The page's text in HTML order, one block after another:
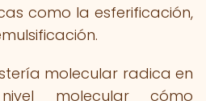
como la esferificación,
molecular radica en
molecular cómo